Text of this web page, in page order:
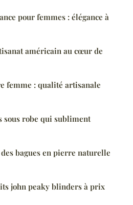
pour femmes : élégance à
américain au cœur de
femme : qualité artisanale
sous robe qui subliment
bagues en pierre naturelle
john peaky blinders à prix